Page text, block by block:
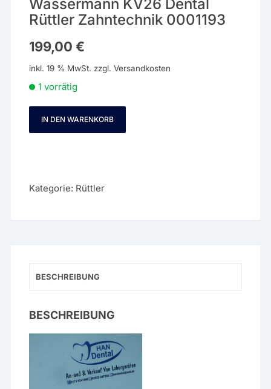
Wassermann KV26 Dental
Rüttler Zahntechnik 0001193
199,00€
inkl. 19 % MwSt. zzgl.Versandkosten
1 vorrätig
Wassermann
Zahntechnik
IN DEN WARENKORB
Kategorie: Rüttler
BESCHREIBUNG
BESCHREIBUNG